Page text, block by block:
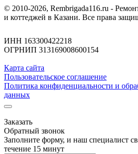
© 2010-2026, Rembrigada116.ru -
и коттеджей в Казани. Все права
ИНН 163300422218
ОГРНИП 313169008600154
Карта сайта
Пользовательское соглашение
Политика конфиденциальности и
данных
Заказать
Обратный звонок
Заполните форму, и наш специалист
течение 15 минут